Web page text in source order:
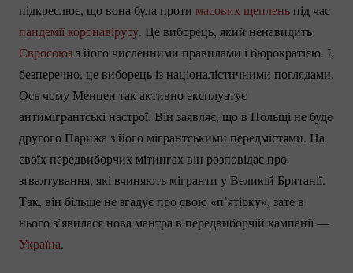
підкреслює, що вона була проти масових щепленьпід час
пандемії коронавірусу. Це виборець, який ненавидить
Євросоюз з його численними правилами і бюрократією. І,
безперечно, це виборець із націоналістичними поглядами.
Ось чому Менцен так активно експлуатує
антимігрантські настрої. Він заявляє, що в Польщі не буде
другого Парижа з його мігрантськими передмістями. На
своїх передвиборчих мітингах він розповідає про
зґвалтування, які вчиняють мігранти у Великій Британії.
Так, він більше не згадує про свою «п’ятірку», зате в
нього з’явилася нова мантра в передвиборчій кампанії —
Україна.